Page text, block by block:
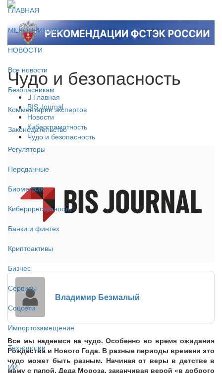
ГЛАВНАЯ
МЕРОПРИЯТИЯ
НОВОСТИ
Все новости
Безопасникам
Комментарии экспертов
Законодательство
Регуляторы
Персданные
Биометрия
Киберпреступность
Банки и финтех
Криптоактивы
Бизнес
Сервисы
Соцсети
Импортозамещение
Технологии
ИИ
Чудо и безопасность
Главная
BIS Journal
Новости
Киберграмотность
Чудо и безопасность
Владимир Безмалый
Все мы надеемся на чудо. Особенно во время ожидания
Рождества и Нового Года. В разные периоды времени это
чудо может быть разным. Начиная от веры в детстве в
маму с папой, Деда Мороза, заканчивая верой «в доброго